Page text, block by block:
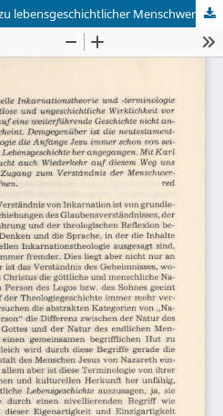
Von statischer Inkarnation zu lebensgeschichtlicher Menschwerdung